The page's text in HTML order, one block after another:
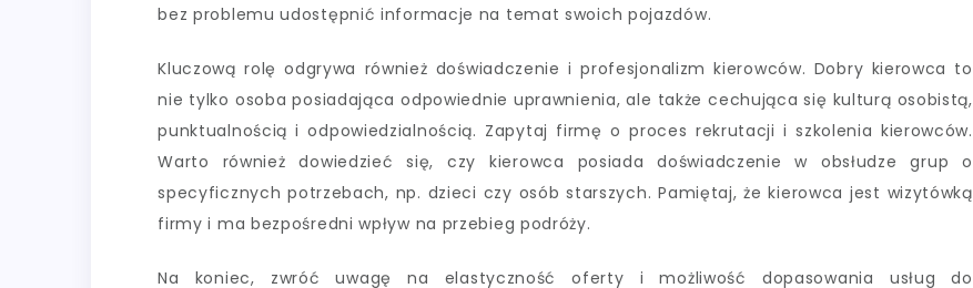
bez problemu udostępnić informacje na temat swoich pojazdów.
Kluczową rolę odgrywa również doświadczenie i profesjonalizm kierowców. Dobry kierowca to
nie tylko osoba posiadająca odpowiednie uprawnienia, ale także cechująca się kulturą osobistą,
punktualnością i odpowiedzialnością. Zapytaj firmę o proces rekrutacji i szkolenia kierowców.
Warto również dowiedzieć się, czy kierowca posiada doświadczenie w obsłudze grup o
specyficznych potrzebach, np. dzieci czy osób starszych. Pamiętaj, że kierowca jest wizytówką
firmy i ma bezpośredni wpływ na przebieg podróży.
Na koniec, zwróć uwagę na elastyczność oferty i możliwość dopasowania usług do